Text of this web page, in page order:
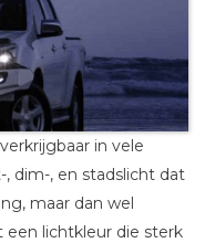
in vele
dim-, en stadslicht dat
maar dan wel
lichtkleur die sterk